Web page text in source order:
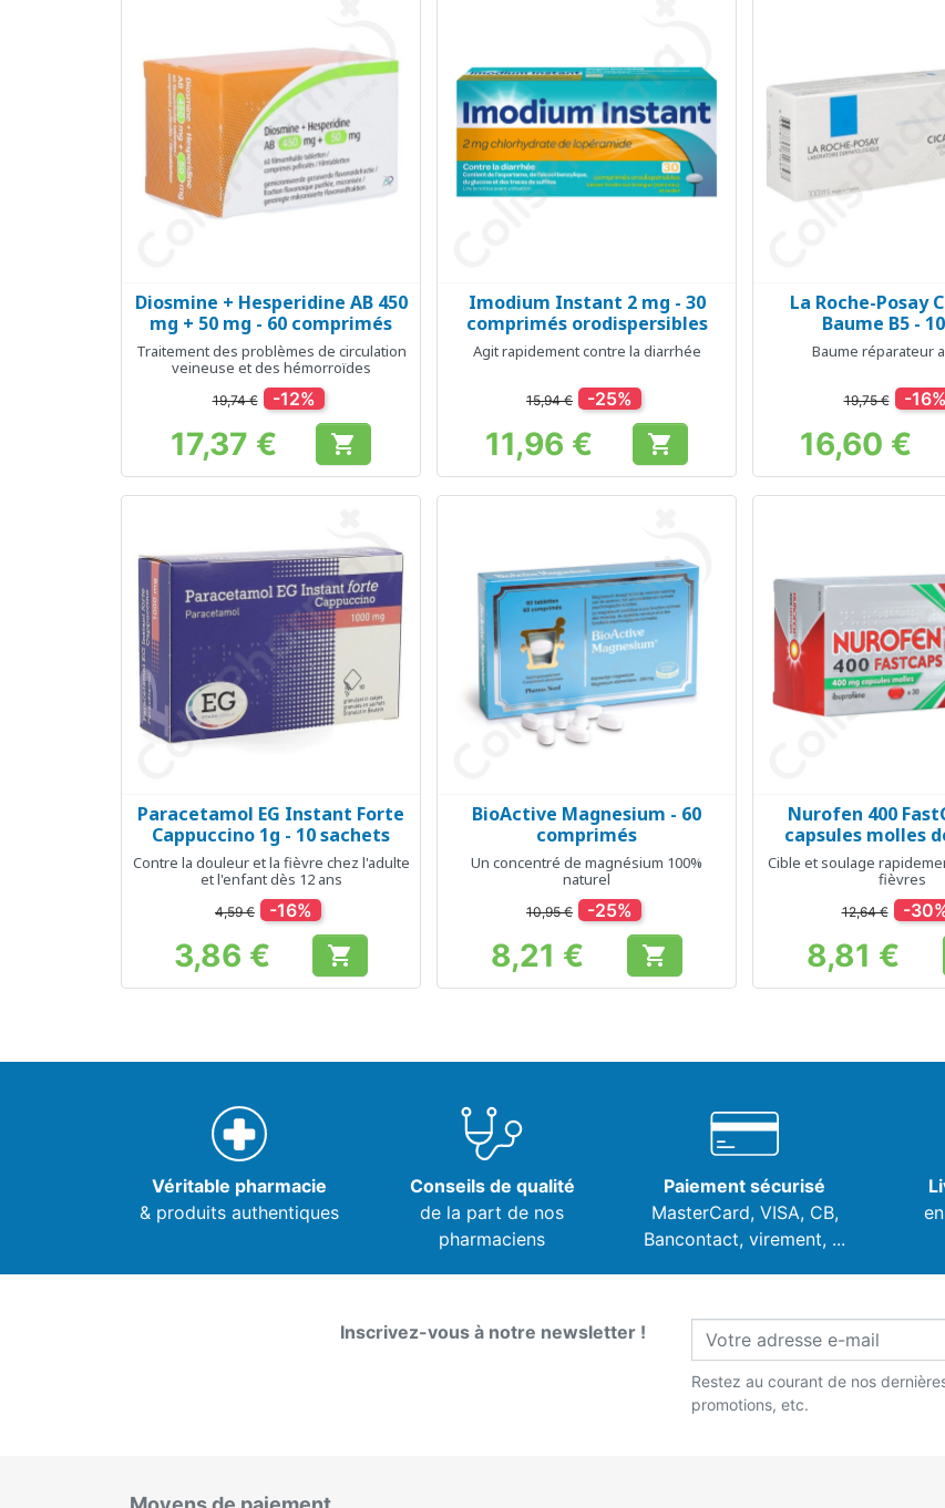
 Aperçu rapide
Diosmine + Hesperidine AB 450
mg + 50 mg - 60 comprimés
Traitement des problèmes de circulation
veineuse et des hémorroïdes
19,74 € -12%
Prix
17,37 € 
Aperçu rapide
Imodium Instant 2 mg - 30
comprimés orodispersibles
Agit rapidement contre la diarrhée
15,94 € -25%
Prix
11,96 € 
Aperçu
La Roche-Posay
Baume B5 -
Baume réparateur
19,75 € -16%
Prix
16,60 €
Aperçu rapide
Paracetamol EG Instant Forte
Cappuccino 1g - 10 sachets
Contre la douleur et la fièvre chez l'adulte
et l'enfant dès 12 ans
4,59 € -16%
3,86 € 
Aperçu rapide
BioActive Magnesium - 60
comprimés
Un concentré de magnésium 100%
naturel
10,95 € -25%
8,21 € 
 Aperçu
Nurofen 400
capsules molles
Cible et soulage
fièvres
12,64 € -
8,81 €
Véritable pharmacie
& produits authentiques
Conseils de qualité
de la part de nos
pharmaciens
Paiement sécurisé
MasterCard, VISA, CB,
Bancontact, virement, ...
Inscrivez-vous à notre newsletter !
Restez au courant de nos
promotions, etc.